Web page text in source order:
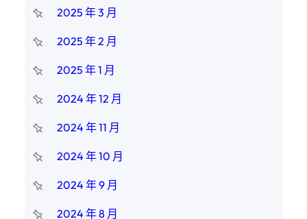
2025 年 3 月
2025 年 2 月
2025 年 1 月
2024 年 12 月
2024 年 11 月
2024 年 10 月
2024 年 9 月
2024 年 8 月